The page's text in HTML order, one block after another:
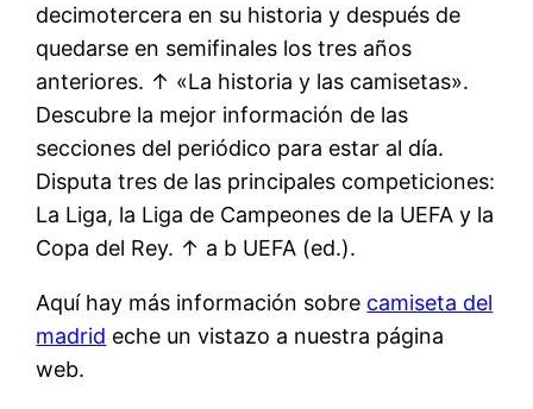
decimotercera en su historia y después de
quedarse en semifinales los tres años
anteriores. ↑ «La historia y las camisetas».
Descubre la mejor información de las
secciones del periódico para estar al día.
Disputa tres de las principales competiciones:
La Liga, la Liga de Campeones de la UEFA y la
Copa del Rey. ↑ a b UEFA (ed.).
Aquí hay más información sobre camiseta del
madrid eche un vistazo a nuestra página
web.